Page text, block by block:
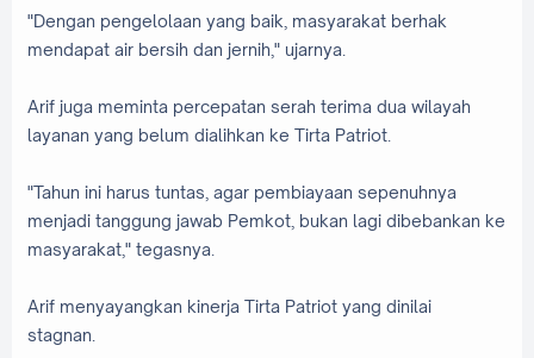
"Dengan pengelolaan yang baik, masyarakat berhak
mendapat air bersih dan jernih," ujarnya.
Arif juga meminta percepatan serah terima dua wilayah
layanan yang belum dialihkan ke Tirta Patriot.
"Tahun ini harus tuntas, agar pembiayaan sepenuhnya
menjadi tanggung jawab Pemkot, bukan lagi dibebankan ke
masyarakat," tegasnya.
Arif menyayangkan kinerja Tirta Patriot yang dinilai
stagnan.